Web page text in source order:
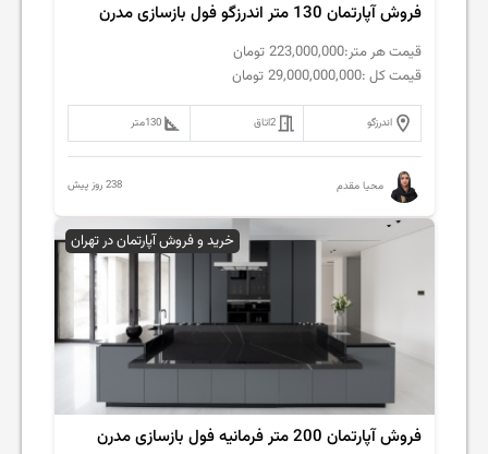
فروش‌ آپارتمان 130 متر اندرزگو فول بازسازی مدرن
قیمت هر متر:223,000,000 تومان
قیمت کل :29,000,000,000 تومان
اندرزگو 2اتاق 130متر
محیا مقدم 238 روز پیش
خرید و فروش آپارتمان در تهران
فروش‌ آپارتمان 200 متر فرمانیه فول بازسازی مدرن